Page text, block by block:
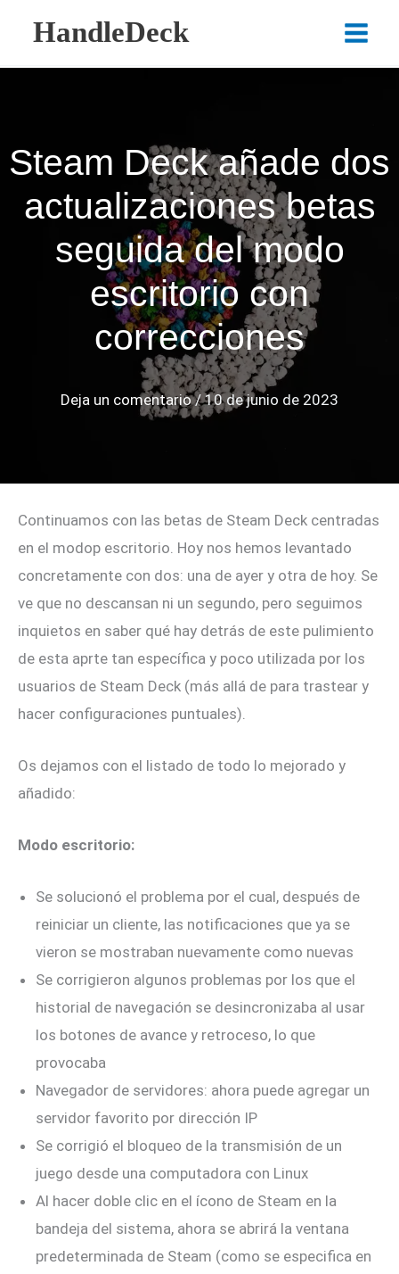
contenido
HandleDeck
Main
Steam Deck añade dos
actualizaciones betas
seguida del modo
escritorio con
correcciones
Deja un comentario /10 de junio de 2023
Continuamos con las betas de Steam Deck centradas
en el modop escritorio. Hoy nos hemos levantado
concretamente con dos: una de ayer y otra de hoy. Se
ve que no descansan ni un segundo, pero seguimos
inquietos en saber qué hay detrás de este pulimiento
de esta aprte tan específica y poco utilizada por los
usuarios de Steam Deck (más allá de para trastear y
hacer configuraciones puntuales).
Os dejamos con el listado de todo lo mejorado y
añadido:
Modo escritorio:
Se solucionó el problema por el cual, después de
reiniciar un cliente, las notificaciones que ya se
vieron se mostraban nuevamente como nuevas
Se corrigieron algunos problemas por los que el
historial de navegación se desincronizaba al usar
los botones de avance y retroceso, lo que
provocaba
Navegador de servidores: ahora puede agregar un
servidor favorito por dirección IP
Se corrigió el bloqueo de la transmisión de un
juego desde una computadora con Linux
Al hacer doble clic en el ícono de Steam en la
bandeja del sistema, ahora se abrirá la ventana
predeterminada de Steam (como se especifica en